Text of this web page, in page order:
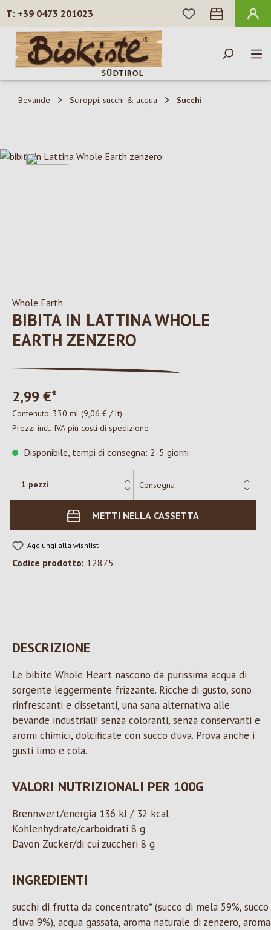
Passa al contenuto principale
+39 0473 201023
HAI 0 ARTICOLI
Bevande Sciroppi, succhi & acqua Succhi
Salta la galleria di immagini
Whole Earth
BIBITA IN LATTINA WHOLE
EARTH ZENZERO
2,99 €*
Contenuto: 330 ml (9,06 € / lt)
Prezzi incl. IVA più costi di spedizione
Disponibile, tempi di consegna: 2-5 giorni
METTI NELLA CASSETTA
Aggiungi alla wishlist
Codice prodotto: 12875
DESCRIZIONE
Le bibite Whole Heart nascono da purissima acqua di
sorgente leggermente frizzante. Ricche di gusto, sono
rinfrescanti e dissetanti, una sana alternativa alle
bevande industriali! senza coloranti, senza conservanti e
aromi chimici, dolcificate con succo d’uva. Prova anche i
gusti limo e cola.
VALORI NUTRIZIONALI PER 100G
Brennwert/energia 136 kJ / 32 kcal
Kohlenhydrate/carboidrati 8 g
Davon Zucker/di cui zuccheri 8 g
INGREDIENTI
succhi di frutta da concentrato* (succo di mela 59%, succo
d'uva 9%), acqua gassata, aroma naturale di zenzero, aroma